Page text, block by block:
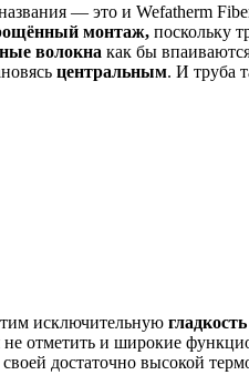
— это и Wefatherm
монтаж, поскольку
волокна как бы
центральным. И труба
исключительную гладкость
не отметить и широкие
своей достаточно высокой